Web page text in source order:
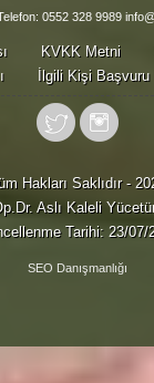
0552 328 9989
KVKK Metni
İlgili Kişi Başvuru
Hakları Saklıdır -
Aslı Kaleli
Tarihi: 23/07/
SEO Danışmanlığı